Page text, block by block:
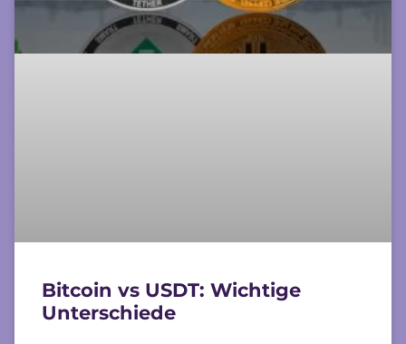
Bitcoin vs USDT: Wichtige
Unterschiede